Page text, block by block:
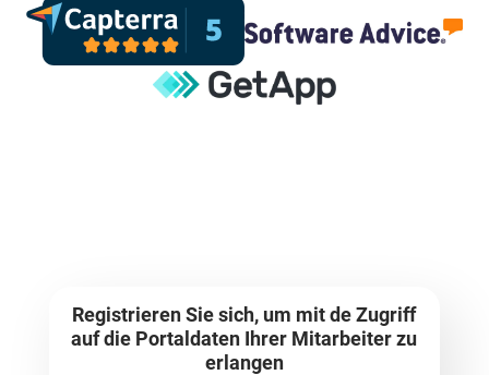
Registrieren Sie sich, um mit de Zugriff
auf die Portaldaten Ihrer Mitarbeiter zu
erlangen